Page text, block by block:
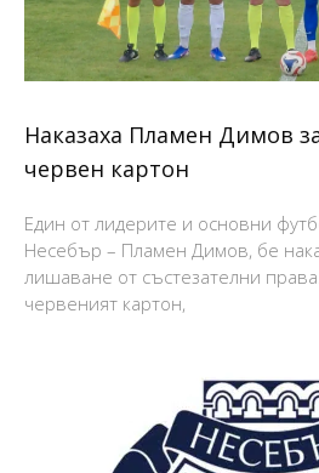
Наказаха Пламен Димов
червен картон
Един от лидерите и основни
Несебър – Пламен Димов, бе
лишаване от състезателни
червеният картон,